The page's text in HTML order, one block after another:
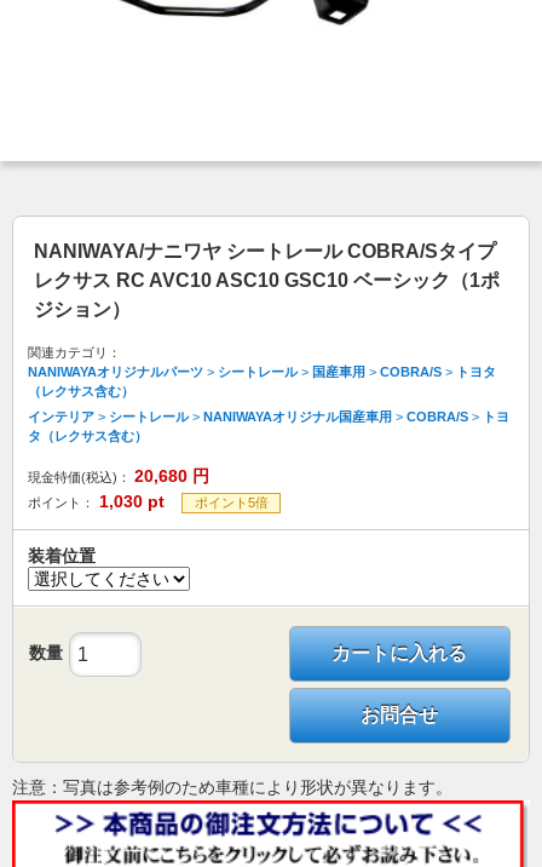
NANIWAYA/ナニワヤ シートレール COBRA/Sタイプ
レクサス RC AVC10 ASC10 GSC10 ベーシック（1ポ
ジション）
関連カテゴリ：
NANIWAYAオリジナルパーツ > シートレール> 国産車用 > COBRA/S >
トヨタ
（レクサス含む）
インテリア > シートレール> NANIWAYAオリジナル国産車用 > COBRA/S >
トヨ
タ（レクサス含む）
現金特価(税込)： 20,680 円
ポイント： 1,030 pt ポイント5倍
装着位置
数量 カートに入れる
お問合せ
注意：写真は参考例のため車種により形状が異なります。